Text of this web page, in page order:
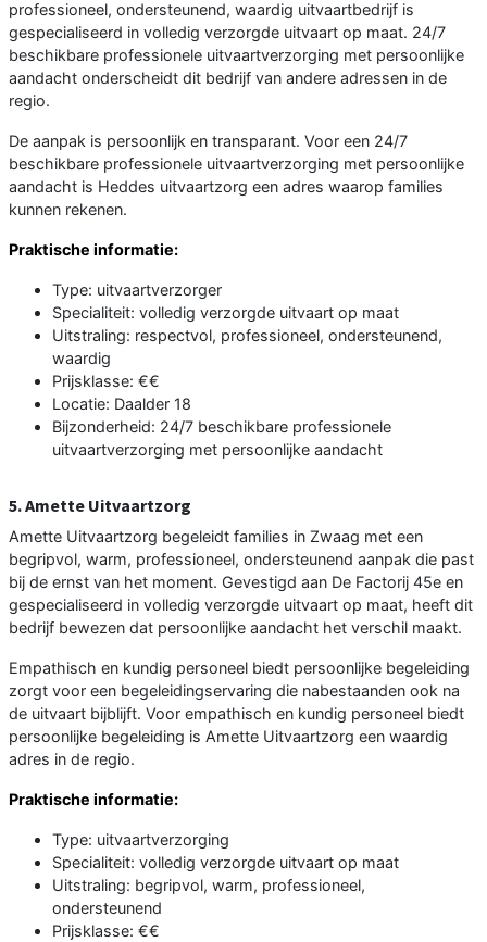
professioneel, ondersteunend, waardig uitvaartbedrijf is
gespecialiseerd in volledig verzorgde uitvaart op maat. 24/7
beschikbare professionele uitvaartverzorging met persoonlijke
aandacht onderscheidt dit bedrijf van andere adressen in de
regio.
De aanpak is persoonlijk en transparant. Voor een 24/7
beschikbare professionele uitvaartverzorging met persoonlijke
aandacht is Heddes uitvaartzorg een adres waarop families
kunnen rekenen.
Praktische informatie:
Type: uitvaartverzorger
Specialiteit: volledig verzorgde uitvaart op maat
Uitstraling: respectvol, professioneel, ondersteunend,
waardig
Prijsklasse: €€
Locatie: Daalder 18
Bijzonderheid: 24/7 beschikbare professionele
uitvaartverzorging met persoonlijke aandacht
5. Amette Uitvaartzorg
Amette Uitvaartzorg begeleidt families in Zwaag met een
begripvol, warm, professioneel, ondersteunend aanpak die past
bij de ernst van het moment. Gevestigd aan De Factorij 45e en
gespecialiseerd in volledig verzorgde uitvaart op maat, heeft dit
bedrijf bewezen dat persoonlijke aandacht het verschil maakt.
Empathisch en kundig personeel biedt persoonlijke begeleiding
zorgt voor een begeleidingservaring die nabestaanden ook na
de uitvaart bijblijft. Voor empathisch en kundig personeel biedt
persoonlijke begeleiding is Amette Uitvaartzorg een waardig
adres in de regio.
Praktische informatie:
Type: uitvaartverzorging
Specialiteit: volledig verzorgde uitvaart op maat
Uitstraling: begripvol, warm, professioneel,
ondersteunend
Prijsklasse: €€